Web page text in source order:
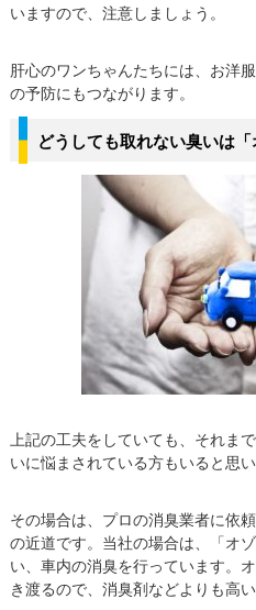
いますので、注意しましょう。
肝心のワンちゃんたちには、お洋
の予防にもつながります。
どうしても取れない臭いは「
上記の工夫をしていても、それま
いに悩まされている方もいると思い
その場合は、プロの消臭業者に依
の近道です。当社の場合は、「オ
い、車内の消臭を行っています。
き渡るので、消臭剤などよりも高